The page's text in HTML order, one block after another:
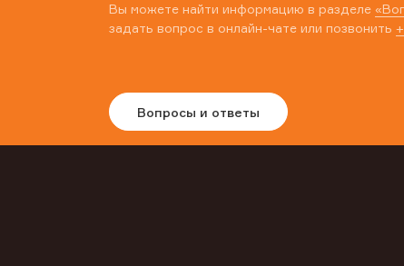
Вы можете найти информацию в разделе
задать вопрос в онлайн-чате или позвонить
Вопросы и ответы